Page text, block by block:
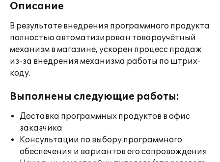
Описание
В результате внедрения программного продукта
полностью автоматизирован товароучётный
механизм в магазине, ускорен процесс продаж
из-за внедрения механизма работы по штрих-
коду.
Выполнены следующие работы:
Доставка программных продуктов в офис
заказчика
Консультации по выбору программного
обеспечения и вариантов его сопровождения